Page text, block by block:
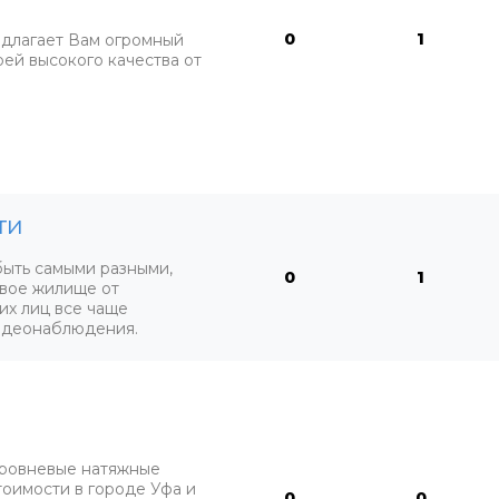
Вам огромный
высокого качества от
0 1
самыми разными,
жилище от
лиц все чаще
0 1
натяжные
в городе Уфа и